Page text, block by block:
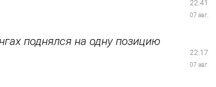
поднялся на одну позицию
22:41
07 авг.
22:17
07 авг.